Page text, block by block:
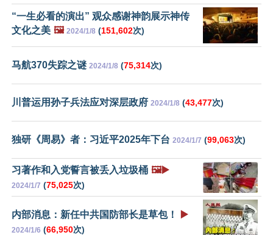
“一生必看的演出” 观众感谢神韵展示神传
文化之美 🖼️ 2024/1/8 (151,602次)
马航370失踪之谜 2024/1/8 (75,314次)
川普运用孙子兵法应对深层政府 2024/1/8 (43,477次)
独研《周易》者：习近平2025年下台 2024/1/7 (99,063次)
习著作和入党誓言被丢入垃圾桶 🖼️▶️
2024/1/7 (75,025次)
内部消息：新任中共国防部长是草包！ ▶️
2024/1/6 (66,950次)